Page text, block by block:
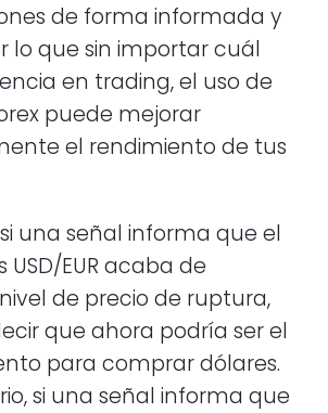
de forma informada y
lo que sin importar cuál
en trading, el uso de
puede mejorar
el rendimiento de tus
una señal informa que el
USD/EUR acaba de
de precio de ruptura,
que ahora podría ser el
para comprar dólares.
si una señal informa que